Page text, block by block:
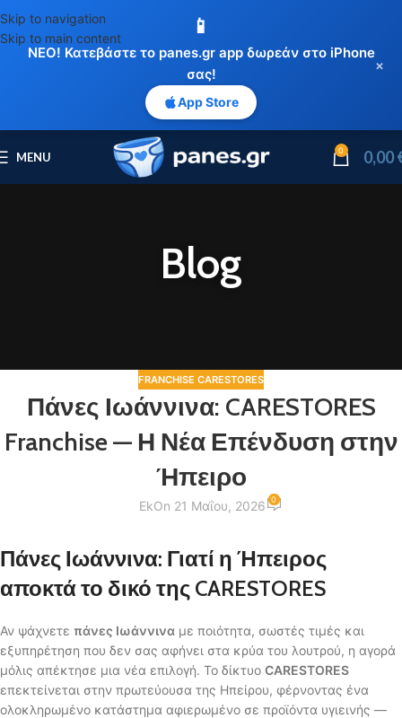
📱
ΝΕΟ! Κατεβάστε το panes.gr app δωρεάν στο iPhone
σας!
App Store
×
Skip to navigation
Skip to main content
MENU 0 0,00
Blog
FRANCHISE CARESTORES
Πάνες Ιωάννινα: CARESTORES
Franchise — Η Νέα Επένδυση στην
Ήπειρο
EkOn 21 Μαΐου, 2026 0
Πάνες Ιωάννινα: Γιατί η Ήπειρος
αποκτά το δικό της CARESTORES
Αν ψάχνετε πάνες Ιωάννινα με ποιότητα, σωστές τιμές και
εξυπηρέτηση που δεν σας αφήνει στα κρύα του λουτρού, η αγορά
μόλις απέκτησε μια νέα επιλογή. Το δίκτυο CARESTORES
επεκτείνεται στην πρωτεύουσα της Ηπείρου, φέρνοντας ένα
ολοκληρωμένο κατάστημα αφιερωμένο σε προϊόντα υγιεινής —